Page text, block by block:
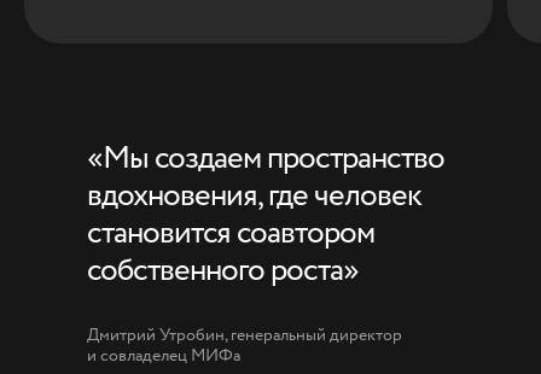
«Мы создаем пространство
вдохновения, где человек
становится соавтором
собственного роста»
Дмитрий Утробин, генеральный директор
и совладелец МИФа